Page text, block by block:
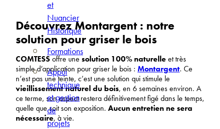
et
Nuancier
Historique
Formations
Appui
technique
et gestion
de
projets
Découvrez Montargent : notre
solution pour griser le bois
COMTESSoffre une solution 100% naturelleet très
simple d’application pour griser le bois : Montargent. Ce
n’est pas une teinte, c’est une solution qui stimule le
vieillissement naturel du bois, en 6 semaines environ. A
ce terme, son aspect restera définitivement figé dans le temps,
quelle que soit son exposition. Aucun entretien ne sera
nécessaire, à vie.